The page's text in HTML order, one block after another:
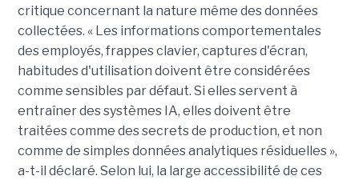
critique concernant la nature même des données
collectées. « Les informations comportementales
des employés, frappes clavier, captures d'écran,
habitudes d'utilisation doivent être considérées
comme sensibles par défaut. Si elles servent à
entraîner des systèmes IA, elles doivent être
traitées comme des secrets de production, et non
comme de simples données analytiques résiduelles »,
a-t-il déclaré. Selon lui, la large accessibilité de ces